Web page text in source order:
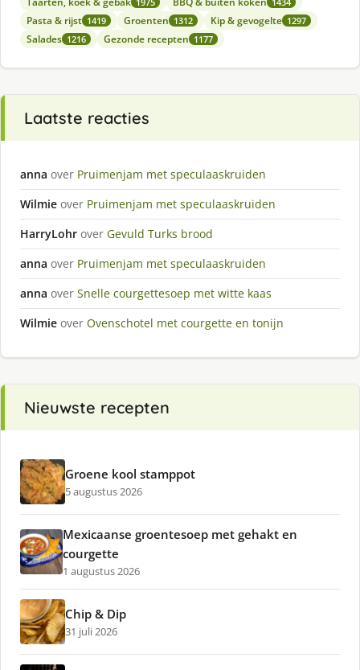
Pasta & rijst 1419 Groenten 1312 Kip & gevogelte 1297
Salades 1216 Gezonde recepten 1177
Laatste reacties
anna over Pruimenjam met speculaaskruiden
Wilmie over Pruimenjam met speculaaskruiden
HarryLohr over Gevuld Turks brood
anna over Pruimenjam met speculaaskruiden
anna over Snelle courgettesoep met witte kaas
Wilmie over Ovenschotel met courgette en tonijn
Nieuwste recepten
Groene kool stamppot
5 augustus 2026
Mexicaanse groentesoep met gehakt en
courgette
1 augustus 2026
Chip & Dip
31 juli 2026